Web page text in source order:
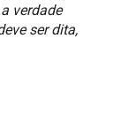
verdade
ser dita,